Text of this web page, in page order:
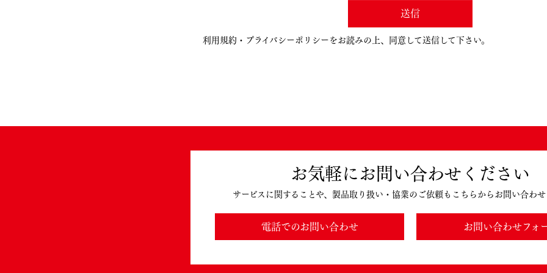
送信
利用規約・プライバシーポリシーをお読みの上、同意して送信して下さい。
お気軽にお問い合わせください
サービスに関することや、製品取り扱い・協業のご依頼もこちらからお問い合わせ
電話でのお問い合わせ お問い合わせフォ